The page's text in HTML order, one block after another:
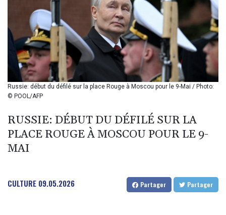
BIF 2985.079791
BND 1.277602
BOB 11.849673
BRL 5.083304
BSD 0.997016
BTN 94.875232
BWP 13.457596
BZD 2.00519
CDF 2262.50392
CNY 6.747604
CNH 6.743285
Russie: début du défilé sur la place Rouge à Moscou pour le 9-Mai / Photo:
© POOL/AFP
RUSSIE: DÉBUT DU DÉFILÉ SUR LA
PLACE ROUGE À MOSCOU POUR LE 9-
MAI
CULTURE 09.05.2026 Partager Partager